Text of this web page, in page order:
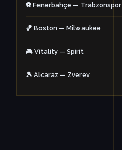
⚽ Fenerbahçe — Trabzonspor
🏀 Boston — Milwaukee
🎮 Vitality — Spirit
🎾 Alcaraz — Zverev